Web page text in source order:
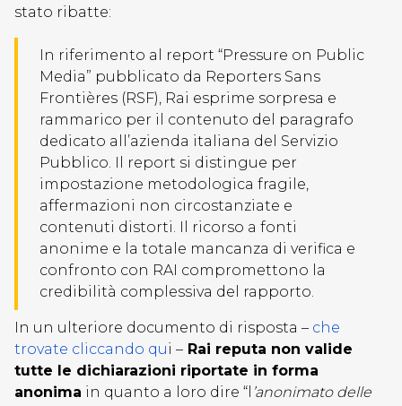
stato ribatte:
In riferimento al report “Pressure on Public
Media” pubblicato da Reporters Sans
Frontières (RSF), Rai esprime sorpresa e
rammarico per il contenuto del paragrafo
dedicato all’azienda italiana del Servizio
Pubblico. Il report si distingue per
impostazione metodologica fragile,
affermazioni non circostanziate e
contenuti distorti. Il ricorso a fonti
anonime e la totale mancanza di verifica e
confronto con RAI compromettono la
credibilità complessiva del rapporto.
In un ulteriore documento di risposta – che
trovate cliccando qui – Rai reputa non valide
tutte le dichiarazioni riportate in forma
anonima in quanto a loro dire “l ’anonimato delle